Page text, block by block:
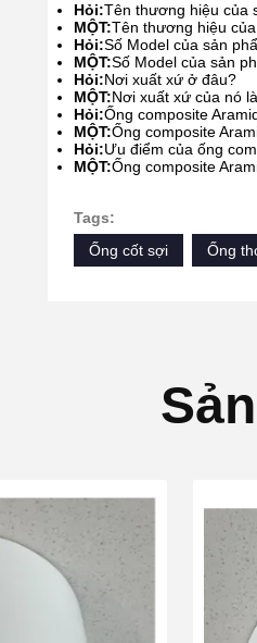
Hỏi:Tên thương hiệu của
MỘT:Tên thương hiệu
Hỏi:Số Model của sản
MỘT:Số Model của sản
Hỏi:Nơi xuất xứ ở đâu?
MỘT:Nơi xuất xứ của nó
Hỏi:Ống composite
MỘT:Ống composite
Hỏi:Ưu điểm của ống
MỘT:Ống composite
Tags:
Ống cốt sợi
Ống